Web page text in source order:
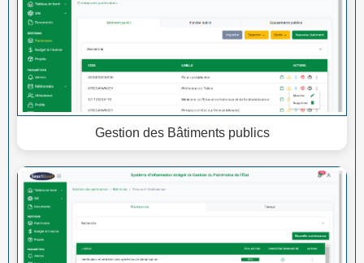
Gestion des Bâtiments publics